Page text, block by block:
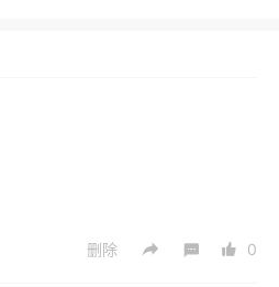
删除 0